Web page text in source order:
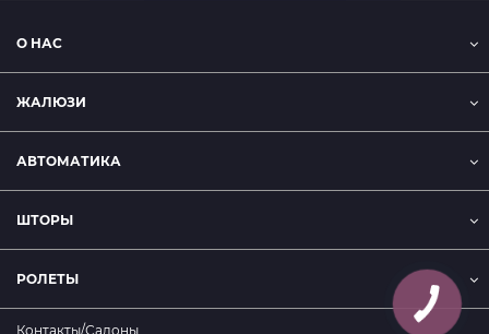
О НАС
ЖАЛЮЗИ
АВТОМАТИКА
ШТОРЫ
РОЛЕТЫ
Контакты/Салоны